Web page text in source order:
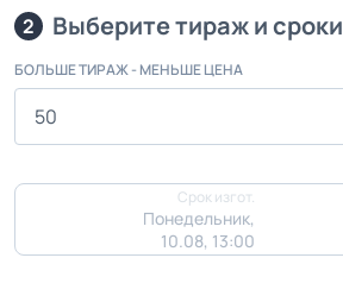
2 Выберите тираж и сроки
БОЛЬШЕ ТИРАЖ - МЕНЬШЕ ЦЕНА
Срок изгот.
Понедельник,
10.08, 13:00